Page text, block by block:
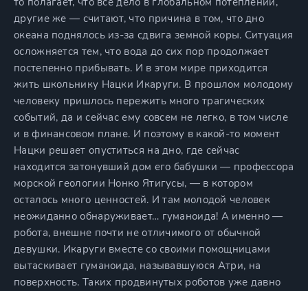
другие же — считают, что причина в том, что дно
океана поднялось из-за сдвига земной коры. Ситуация
осложняется тем, что вода до сих пор продолжает
постепенно прибывать. И в этом мире приходится
жить школьнику Нацки Икаруги. В прошлом молодому
человеку пришлось пережить много трагических
событий, да и сейчас ему совсем не легко, в том числе
и в финансовом плане. И поэтому в какой-то момент
Нацки решает опуститься на дно, где сейчас
находится затонувший дом его бабушки — профессора
морской геологии Нонко Ятигусы, — в котором
осталось много ценностей. И там молодой человек
неожиданно обнаруживает… гуманоида! А именно —
робота, внешне почти не отличимого от обычной
девушки. Икаруги вместе со своими помощницами
вытаскивает гуманоида, называвшуюся Атри, на
поверхность. Таких продвинутых роботов уже давно